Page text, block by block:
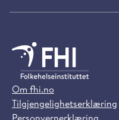
Om fhi.no
Tilgjengelighetserklæring